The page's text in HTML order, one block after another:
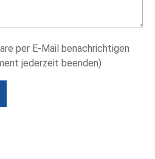
per E-Mail benachrichtigen
jederzeit beenden)